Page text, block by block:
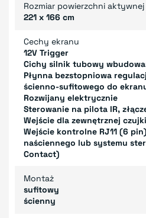
Rozmiar powierzchni aktywnej
221 x 166 cm
Cechy ekranu
12V Trigger
Cichy silnik tubowy
Płynna bezstopniowa
ścienno-sufitowego do
Rozwijany elektrycznie
Sterowanie na pilota IR,
Wejście dla zewnętrznej
Wejście kontrolne RJ11 (6
naściennego lub systemu
Contact)
Montaż
sufitowy
ścienny